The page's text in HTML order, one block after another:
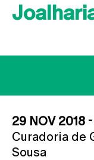
29 NOV 2018
Curadoria de
Sousa